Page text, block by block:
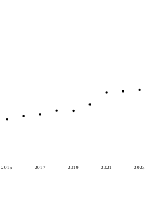
2015 2017 2019 2021 2023